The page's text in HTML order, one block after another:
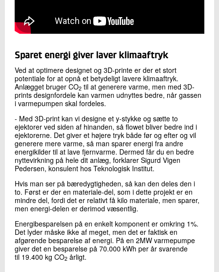
Sparet energi giver laver klimaaftryk
Ved at optimere designet og 3D-printe er der et stort
potentiale for at opnå et betydeligt lavere klimaaftryk.
Anlægget bruger CO2 til at generere varme, men med 3D-
prints designfordele kan varmen udnyttes bedre, når gassen
i varmepumpen skal fordeles.
- Med 3D-print kan vi designe et y-stykke og sætte to
ejektorer ved siden af hinanden, så flowet bliver bedre ind i
ejektorerne. Det giver et højere tryk både før og efter og vil
generere mere varme, så man sparer energi fra andre
energikilder til at lave fjernvarme. Dermed får du en bedre
nyttevirkning på hele dit anlæg, forklarer Sigurd Vigen
Pedersen, konsulent hos Teknologisk Institut.
Hvis man ser på bæredygtigheden, så kan den deles den i
to. Først er der en materiale-del, som i dette projekt er en
mindre del, fordi det er relativt få kilo materiale, men sparer,
men energi-delen er derimod væsentlig.
Energibesparelsen på en enkelt komponent er omkring 1%.
Det lyder måske ikke af meget, men det er faktisk en
afgørende besparelse af energi. På en 2MW varmepumpe
giver det en besparelse på 70.000 kWh per år svarende
til 19.400 kg CO2 årligt.